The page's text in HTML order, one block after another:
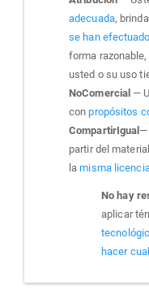
adecuada,
se han
forma
usted o su uso
NoComercial —
conpropósitos
CompartirIgual —
partir del
lamisma
No hay
aplicar
hacer